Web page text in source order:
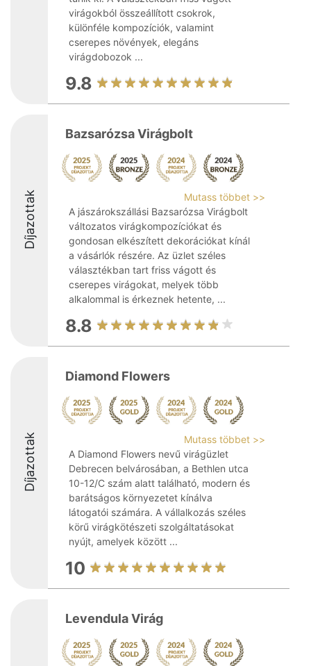
virágokból összeállított csokrok,
különféle kompozíciók, valamint
cserepes növények, elegáns
virágdobozok ...
9.8
Díjazottak
Bazsarózsa Virágbolt
Mutass többet >>
A jászárokszállási Bazsarózsa Virágbolt
változatos virágkompozíciókat és
gondosan elkészített dekorációkat kínál
a vásárlók részére. Az üzlet széles
választékban tart friss vágott és
cserepes virágokat, melyek több
alkalommal is érkeznek hetente, ...
8.8
Díjazottak
Diamond Flowers
Mutass többet >>
A Diamond Flowers nevű virágüzlet
Debrecen belvárosában, a Bethlen utca
10-12/C szám alatt található, modern és
barátságos környezetet kínálva
látogatói számára. A vállalkozás széles
körű virágkötészeti szolgáltatásokat
nyújt, amelyek között ...
10
Levendula Virág